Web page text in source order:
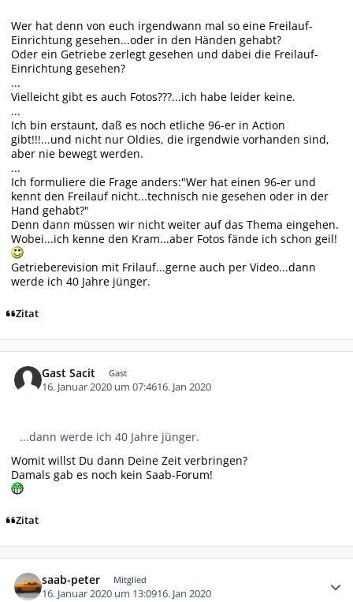
Wer hat denn von euch irgendwann mal so eine Freilauf-
Einrichtung gesehen...oder in den Händen gehabt?
Oder ein Getriebe zerlegt gesehen und dabei die Freilauf-
Einrichtung gesehen?
...
Vielleicht gibt es auch Fotos???...ich habe leider keine.
...
Ich bin erstaunt, daß es noch etliche 96-er in Action
gibt!!!...und nicht nur Oldies, die irgendwie vorhanden sind,
aber nie bewegt werden.
...
Ich formuliere die Frage anders:"Wer hat einen 96-er und
kennt den Freilauf nicht...technisch nie gesehen oder in der
Hand gehabt?"
Denn dann müssen wir nicht weiter auf das Thema eingehen.
Wobei...ich kenne den Kram...aber Fotos fände ich schon geil!
Getrieberevision mit Frilauf...gerne auch per Video...dann
werde ich 40 Jahre jünger.
Zitat
Gast Sacit Gast
16. Januar 2020 um 07:4616. Jan 2020
...dann werde ich 40 Jahre jünger.
Womit willst Du dann Deine Zeit verbringen?
Damals gab es noch kein Saab-Forum!
Zitat
saab-peter Mitglied
16. Januar 2020 um 13:0916. Jan 2020